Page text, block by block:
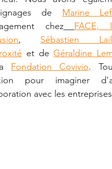
de
Marine
chez
FACE,
, Sébastien
et de Géraldine
Fondation Covivio.
pour imaginer
avec les